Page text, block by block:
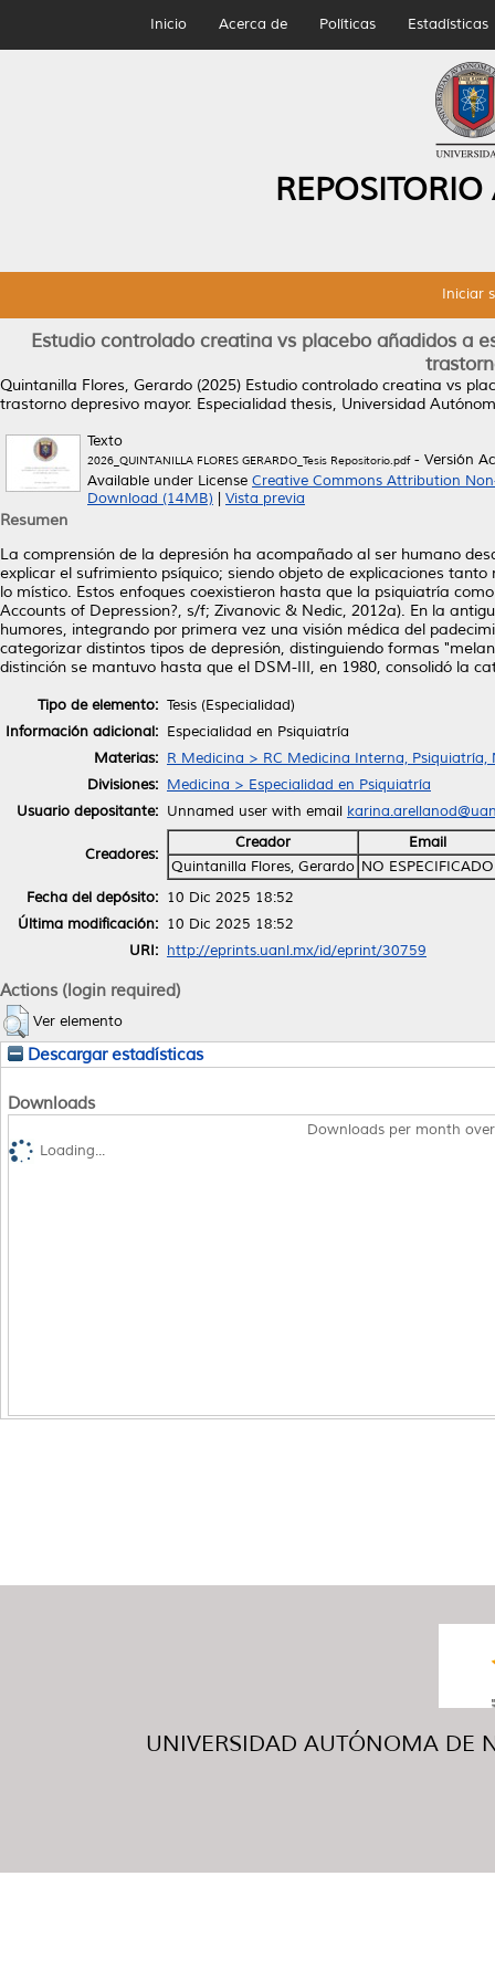
Inicio Acerca de Políticas Estadísticas
Iniciar
Estudio controlado creatina vs placebo añadidos a
Quintanilla Flores, Gerardo (2025) Estudio controlado creatina vs
trastorno depresivo mayor. Especialidad thesis, Universidad
Texto
2026_QUINTANILLA FLORES GERARDO_Tesis Repositorio.pdf- Versión
Available under License Creative Commons Attribution
Download (14MB)
Vista previa
Resumen
La comprensión de la depresión ha acompañado al ser humano
explicar el sufrimiento psíquico; siendo objeto de explicaciones
lo místico. Estos enfoques coexistieron hasta que la psiquiatría
Accounts of Depression?, s/f; Zivanovic & Nedic, 2012a). En la
humores, integrando por primera vez una visión médica del
categorizar distintos tipos de depresión, distinguiendo formas
distinción se mantuvo hasta que el DSM-III, en 1980, consolidó la
Tipo de elemento: Tesis (Especialidad)
Información adicional: Especialidad en Psiquiatría
Materias: R Medicina > RC Medicina Interna, Psiquiatría,
Divisiones: Medicina > Especialidad en Psiquiatría
Usuario depositante: Unnamed user with email
Creadores:
Creador
Email
Quintanilla Flores, Gerardo NO ESPECIFICADO
Fecha del depósito: 10 Dic 2025 18:52
Última modificación: 10 Dic 2025 18:52
URI: http://eprints.uanl.mx/id/eprint/30759
Actions (login required)
Ver elemento
Descargar estadísticas
Downloads
Downloads per month
Loading...
UNIVERSIDAD AUTÓNOMA DE